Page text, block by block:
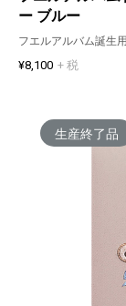
ー ブルー
フエルアルバム誕生用
¥8,100 + 税
生産終了品